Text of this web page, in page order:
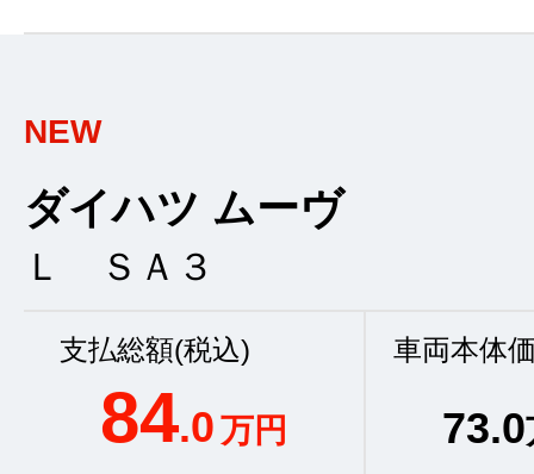
NEW
ダイハツ ムーヴ
Ｌ ＳＡ３
支払総額(税込)
84.0万円
車両本体
73.0